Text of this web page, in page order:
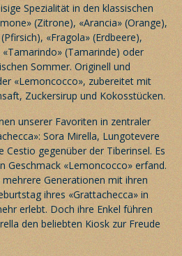
Spezialität in den klassischen
(Zitrone), «Arancia» (Orange),
«Fragola» (Erdbeere),
«Tamarindo» (Tamarinde) oder
Sommer. Originell und
«Lemoncocco», zubereitet mit
Zuckersirup und Kokosstücken.
unserer Favoriten in zentraler
Sora Mirella, Lungotevere
Cestio gegenüber der Tiberinsel. Es
Geschmack «Lemoncocco» erfand.
Generationen mit ihren
ihres «Grattachecca» in
erlebt. Doch ihre Enkel führen
den beliebten Kiosk zur Freude